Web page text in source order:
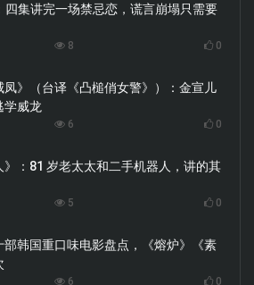
集讲完一场禁忌恋，谎言崩塌只需要
8 0
凤》（台译《凸槌俏女警》）：金宣儿
学威龙
6 0
：81 岁老太太和二手机器人，讲的其
5 0
部韩国重口味电影盘点，《熔炉》《素
6 0